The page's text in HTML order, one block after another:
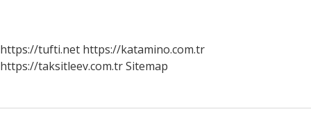
Nelerdir
https://tufti.net https://katamino.com.tr
https://taksitleev.com.trSitemap